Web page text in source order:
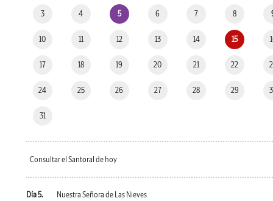
3 4 5 6 7 8
10 11 12 13 14 15
17 18 19 20 21 22
24 25 26 27 28 29
31
Consultar el Santoral de hoy
Día 5. Nuestra Señora de Las Nieves